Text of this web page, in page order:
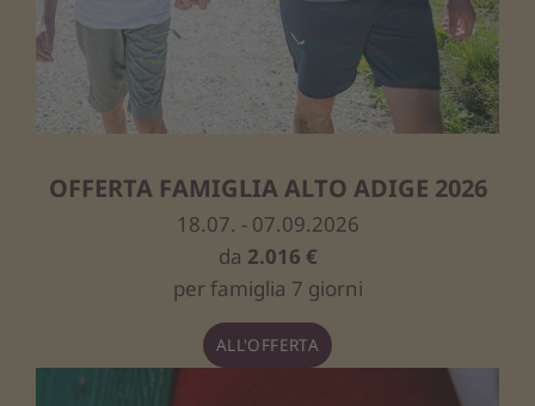
OFFERTA FAMIGLIA ALTO ADIGE 2026
18.07. - 07.09.2026
da 2.016 €
per famiglia 7 giorni
ALL'OFFERTA